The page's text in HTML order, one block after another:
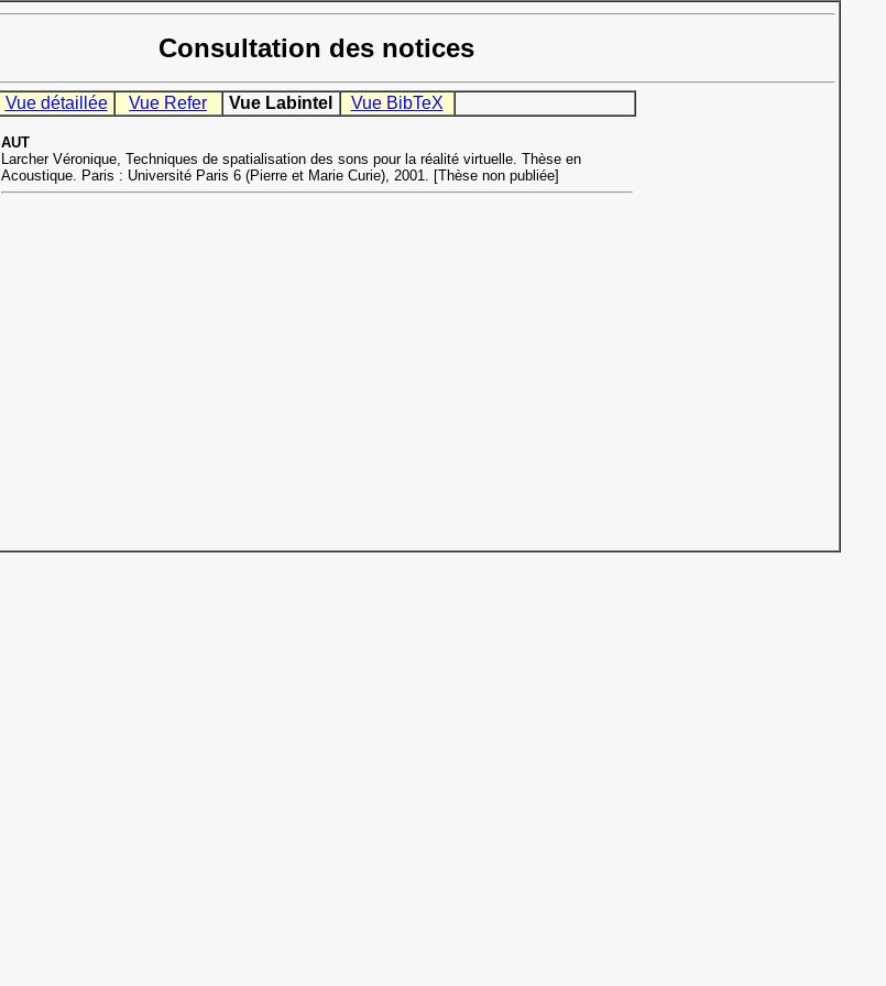
Consultation des notices
Vue détaillée Vue Refer Vue Labintel Vue BibTeX
AUT
Larcher Véronique, Techniques de spatialisation des sons pour la réalité virtuelle. Thèse en
Acoustique. Paris : Université Paris 6 (Pierre et Marie Curie), 2001. [Thèse non publiée]